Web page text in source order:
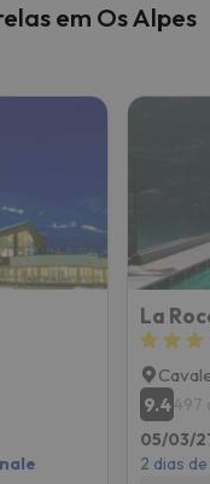
em Os Alpes
La
9.4497
05/03/
2 dias